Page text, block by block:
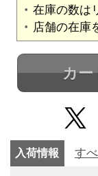
在庫の数は
店舗の在庫
カー
入荷情報 す